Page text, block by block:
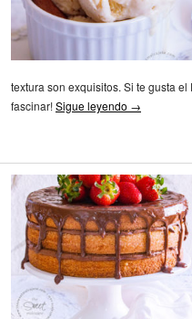
textura son exquisitos. Si te gusta el
fascinar!Sigue leyendo →